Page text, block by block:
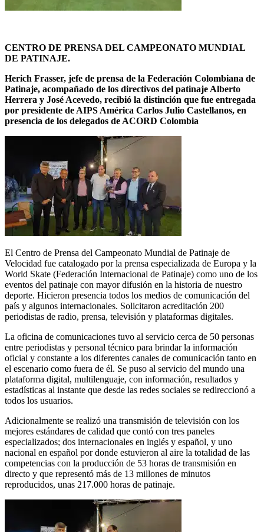
CENTRO DE PRENSA DEL CAMPEONATO MUNDIAL
DE PATINAJE.
Herich Frasser, jefe de prensa de la Federación Colombiana de
Patinaje, acompañado de los directivos del patinaje Alberto
Herrera y José Acevedo, recibió la distinción que fue entregada
por presidente de AIPS América Carlos Julio Castellanos, en
presencia de los delegados de ACORD Colombia
El Centro de Prensa del Campeonato Mundial de Patinaje de
Velocidad fue catalogado por la prensa especializada de Europa y la
World Skate (Federación Internacional de Patinaje) como uno de los
eventos del patinaje con mayor difusión en la historia de nuestro
deporte. Hicieron presencia todos los medios de comunicación del
país y algunos internacionales. Solicitaron acreditación 200
periodistas de radio, prensa, televisión y plataformas digitales.
La oficina de comunicaciones tuvo al servicio cerca de 50 personas
entre periodistas y personal técnico para brindar la información
oficial y constante a los diferentes canales de comunicación tanto en
el escenario como fuera de él. Se puso al servicio del mundo una
plataforma digital, multilenguaje, con información, resultados y
estadísticas al instante que desde las redes sociales se redireccionó a
todos los usuarios.
Adicionalmente se realizó una transmisión de televisión con los
mejores estándares de calidad que contó con tres paneles
especializados; dos internacionales en inglés y español, y uno
nacional en español por donde estuvieron al aire la totalidad de las
competencias con la producción de 53 horas de transmisión en
directo y que representó más de 13 millones de minutos
reproducidos, unas 217.000 horas de patinaje.